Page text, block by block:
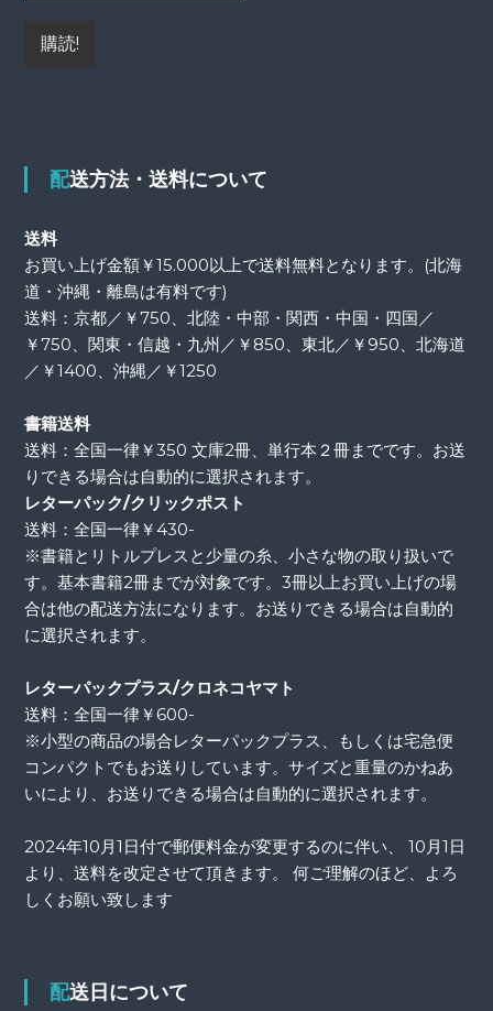
配送方法・送料について
送料
お買い上げ金額￥15.000以上で送料無料となります。(北海
道・沖縄・離島は有料です)
送料：京都／￥750、北陸・中部・関西・中国・四国／
￥750、関東・信越・九州／￥850、東北／￥950、北海道
／￥1400、沖縄／￥1250
書籍送料
送料：全国一律￥350 文庫2冊、単行本２冊までです。お送
りできる場合は自動的に選択されます。
レターパック/クリックポスト
送料：全国一律￥430-
※書籍とリトルプレスと少量の糸、小さな物の取り扱いで
す。基本書籍2冊までが対象です。3冊以上お買い上げの場
合は他の配送方法になります。お送りできる場合は自動的
に選択されます。
レターパックプラス/クロネコヤマト
送料：全国一律￥600-
※小型の商品の場合レターパックプラス、もしくは宅急便
コンパクトでもお送りしています。サイズと重量のかねあ
いにより、お送りできる場合は自動的に選択されます。
2024年10月1日付で郵便料金が変更するのに伴い、 10月1日
より、送料を改定させて頂きます。 何ご理解のほど、よろ
しくお願い致します
配送日について